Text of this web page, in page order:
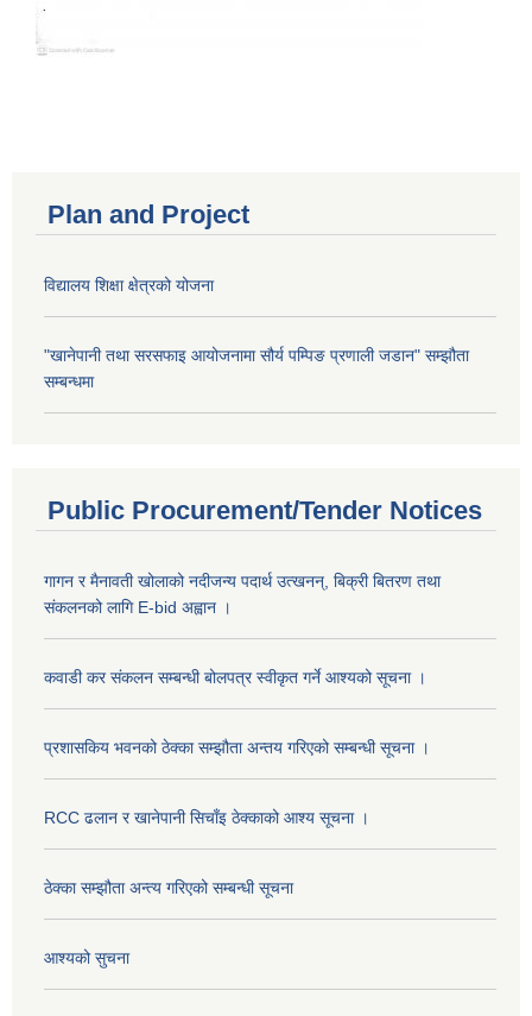
Plan and Project
विद्यालय शिक्षा क्षेत्रको योजना
"खानेपानी तथा सरसफाइ आयोजनामा सौर्य पम्पिङ प्रणाली जडान" सम्झौता
सम्बन्धमा
Public Procurement/Tender Notices
गागन र मैनावती खोलाको नदीजन्य पदार्थ उत्खनन्, बिक्री बितरण तथा
संकलनको लागि E-bid अह्वान ।
कवाडी कर संकलन सम्बन्धी बोलपत्र स्वीकृत गर्ने आश्यको सूचना ।
प्रशासकिय भवनको ठेक्का सम्झौता अन्तय गरिएको सम्बन्धी सूचना ।
RCC ढलान र खानेपानी सिचाँइ ठेक्काको आश्य सूचना ।
ठेक्का सम्झौता अन्त्य गरिएको सम्बन्धी सूचना
आश्यको सुचना